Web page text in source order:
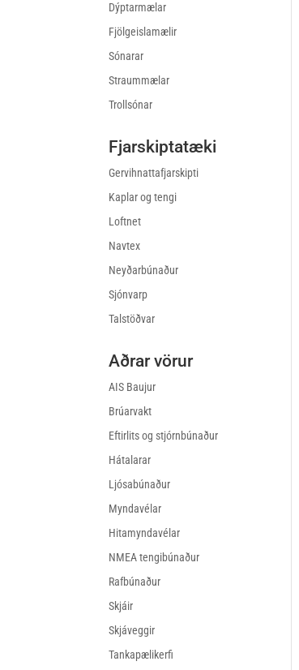
Dýptarmælar
Fjölgeislamælir
Sónarar
Straummælar
Trollsónar
Fjarskiptatæki
Gervihnattafjarskipti
Kaplar og tengi
Loftnet
Navtex
Neyðarbúnaður
Sjónvarp
Talstöðvar
Aðrar vörur
AIS Baujur
Brúarvakt
Eftirlits og stjórnbúnaður
Hátalarar
Ljósabúnaður
Myndavélar
Hitamyndavélar
NMEA tengibúnaður
Rafbúnaður
Skjáir
Skjáveggir
Tankapælikerfi